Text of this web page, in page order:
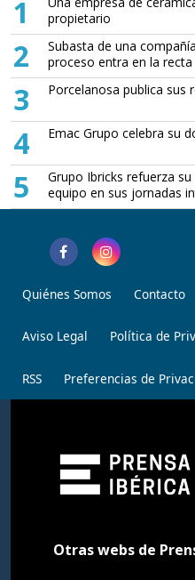
1
propietario
2
Subasta de una
proceso entra en la recta
3 Porcelanosa publica sus
4 Emac Grupo celebra su
5
Grupo Ibricks refuerza
equipo en sus jornadas
Quiénes Somos Contacto
Aviso Legal Política de
RSS Preferencias de
Otras webs de